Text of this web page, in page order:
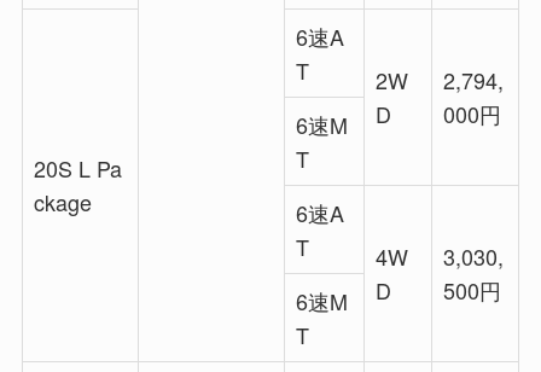
20S L Pa
ckage
6速A
T
2W
D
2,794,
000円
6速M
T
6速A
T
4W
D
3,030,
500円
6速M
T